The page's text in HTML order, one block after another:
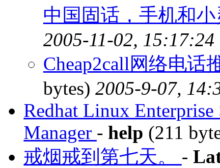
中国固话，手机和
2005-11-02, 15:17:24
Cheap2call网络电话
bytes) 2005-9-07,
Redhat Linux
Manager - help (211
戒烟戒到第七天。 -